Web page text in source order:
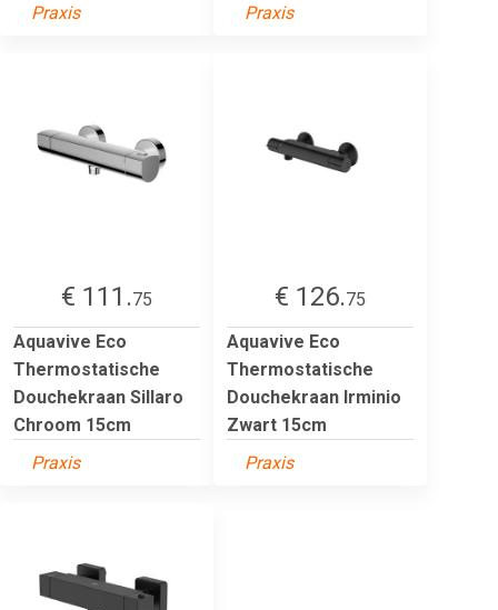
Praxis
Praxis
€ 111.75
Aquavive Eco
Thermostatische
Douchekraan Sillaro
Chroom 15cm
Praxis
€ 126.75
Aquavive Eco
Thermostatische
Douchekraan Irminio
Zwart 15cm
Praxis